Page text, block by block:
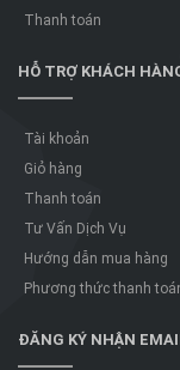
Thanh toán
HỖ TRỢ KHÁCH
Tài khoản
Giỏ hàng
Thanh toán
Tư Vấn Dịch Vụ
Hướng dẫn mua hàng
Phương thức thanh
ĐĂNG KÝ NHẬN